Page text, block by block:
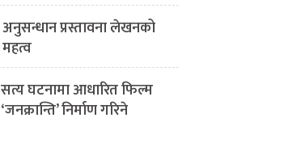
अनुसन्धान प्रस्तावना लेखनको
महत्व
सत्य घटनामा आधारित फिल्म
‘जनक्रान्ति’ निर्माण गरिने